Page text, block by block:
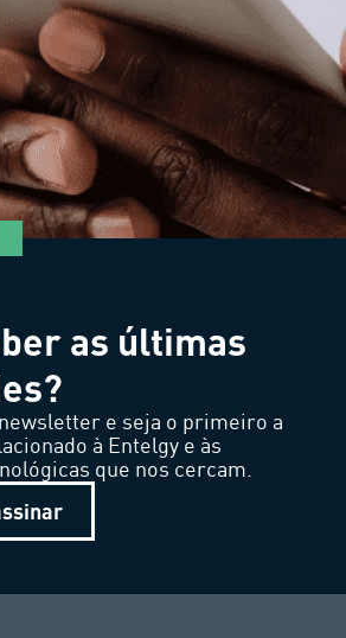
as últimas
e seja o primeiro a
à Entelgy e às
que nos cercam.